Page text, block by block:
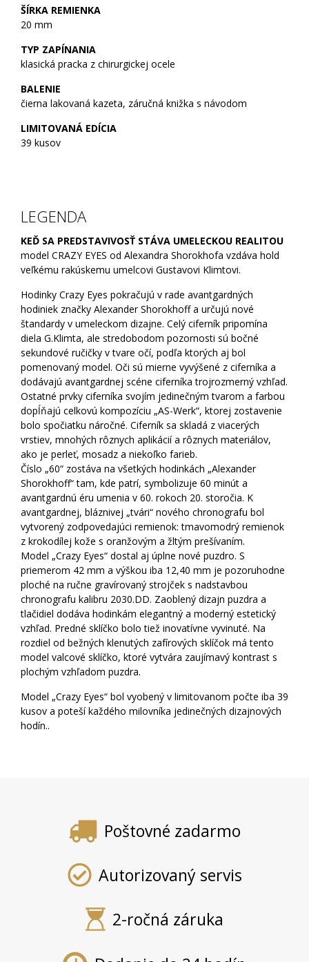
ŠÍRKA REMIENKA
20 mm
TYP ZAPÍNANIA
klasická pracka z chirurgickej ocele
BALENIE
čierna lakovaná kazeta, záručná knižka s návodom
LIMITOVANÁ EDÍCIA
39 kusov
LEGENDA
KEĎ SA PREDSTAVIVOSŤ STÁVA UMELECKOU REALITOU
model CRAZY EYES od Alexandra Shorokhofa vzdáva hold
veľkému rakúskemu umelcovi Gustavovi Klimtovi.
Hodinky Crazy Eyes pokračujú v rade avantgardných
hodiniek značky Alexander Shorokhoff a určujú nové
štandardy v umeleckom dizajne. Celý ciferník pripomína
diela G.Klimta, ale stredobodom pozornosti sú bočné
sekundové ručičky v tvare očí, podľa ktorých aj bol
pomenovaný model. Oči sú mierne vyvýšené z ciferníka a
dodávajú avantgardnej scéne ciferníka trojrozmerný vzhľad.
Ostatné prvky ciferníka svojím jedinečným tvarom a farbou
dopĺňajú celkovú kompozíciu „AS-Werk“, ktorej zostavenie
bolo spočiatku náročné. Ciferník sa skladá z viacerých
vrstiev, mnohých rôznych aplikácií a rôznych materiálov,
ako je perleť, mosadz a niekoľko farieb.
Číslo „60“ zostáva na všetkých hodinkách „Alexander
Shorokhoff“ tam, kde patrí, symbolizuje 60 minút a
avantgardnú éru umenia v 60. rokoch 20. storočia. K
avantgardnej, bláznivej „tvári“ nového chronografu bol
vytvorený zodpovedajúci remienok: tmavomodrý remienok
z krokodílej kože s oranžovým a žltým prešívaním.
Model „Crazy Eyes“ dostal aj úplne nové puzdro. S
priemerom 42 mm a výškou iba 12,40 mm je pozoruhodne
ploché na ručne gravírovaný strojček s nadstavbou
chronografu kalibru 2030.DD. Zaoblený dizajn puzdra a
tlačidiel dodáva hodinkám elegantný a moderný estetický
vzhľad. Predné sklíčko bolo tiež inovatívne vyvinuté. Na
rozdiel od bežných klenutých zafírových sklíčok má tento
model valcové sklíčko, ktoré vytvára zaujímavý kontrast s
plochým vzhľadom puzdra.
Model „Crazy Eyes“ bol vyobený v limitovanom počte iba 39
kusov a poteší každého milovníka jedinečných dizajnových
hodín..
Poštovné zadarmo
Autorizovaný servis
2-ročná záruka